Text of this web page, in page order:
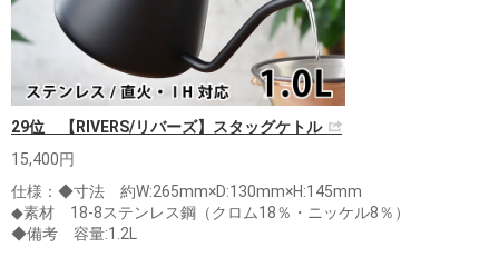
29位 【RIVERS/リバーズ】スタッグケトル
15,400円
仕様：◆寸法 約W:265mm×D:130mm×H:145mm
◆素材 18-8ステンレス鋼（クロム18％・ニッケル8％）
◆備考 容量:1.2L